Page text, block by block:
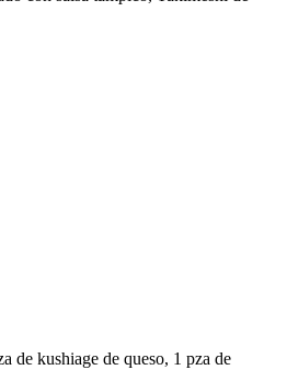
de kushiage de queso, 1 pza de